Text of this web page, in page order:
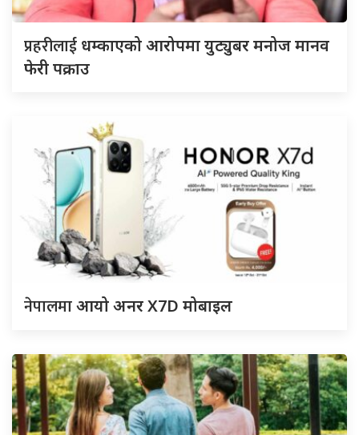
प्रहरीलाई धम्काएको आरोपमा युट्युबर मनोज मानव
फेरी पक्राउ
नेपालमाआयो अनर X7D मोबाइल